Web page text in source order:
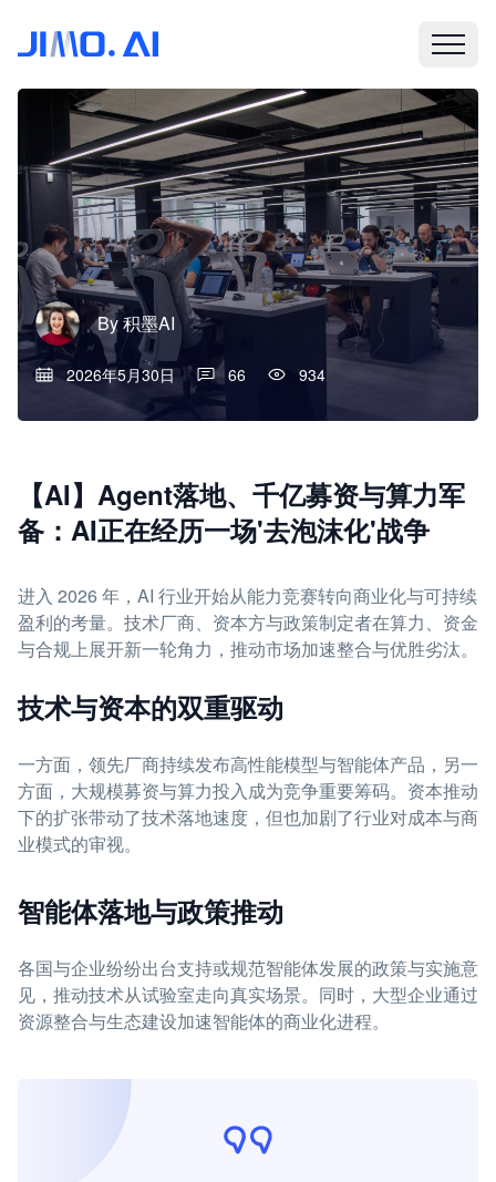
By积墨AI
2026年5月30日 66 934
【AI】Agent落地、千亿募资与算力军
备：AI正在经历一场'去泡沫化'战争
进入 2026 年，AI 行业开始从能力竞赛转向商业化与可持续
盈利的考量。技术厂商、资本方与政策制定者在算力、资金
与合规上展开新一轮角力，推动市场加速整合与优胜劣汰。
技术与资本的双重驱动
一方面，领先厂商持续发布高性能模型与智能体产品，另一
方面，大规模募资与算力投入成为竞争重要筹码。资本推动
下的扩张带动了技术落地速度，但也加剧了行业对成本与商
业模式的审视。
智能体落地与政策推动
各国与企业纷纷出台支持或规范智能体发展的政策与实施意
见，推动技术从试验室走向真实场景。同时，大型企业通过
资源整合与生态建设加速智能体的商业化进程。